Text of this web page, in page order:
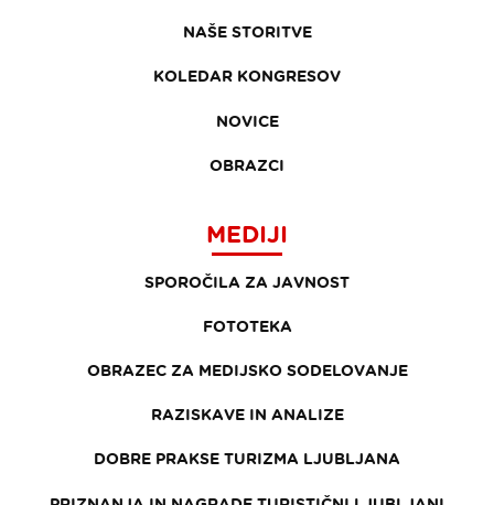
NAŠE STORITVE
KOLEDAR KONGRESOV
NOVICE
OBRAZCI
MEDIJI
SPOROČILA ZA JAVNOST
FOTOTEKA
OBRAZEC ZA MEDIJSKO SODELOVANJE
RAZISKAVE IN ANALIZE
DOBRE PRAKSE TURIZMA LJUBLJANA